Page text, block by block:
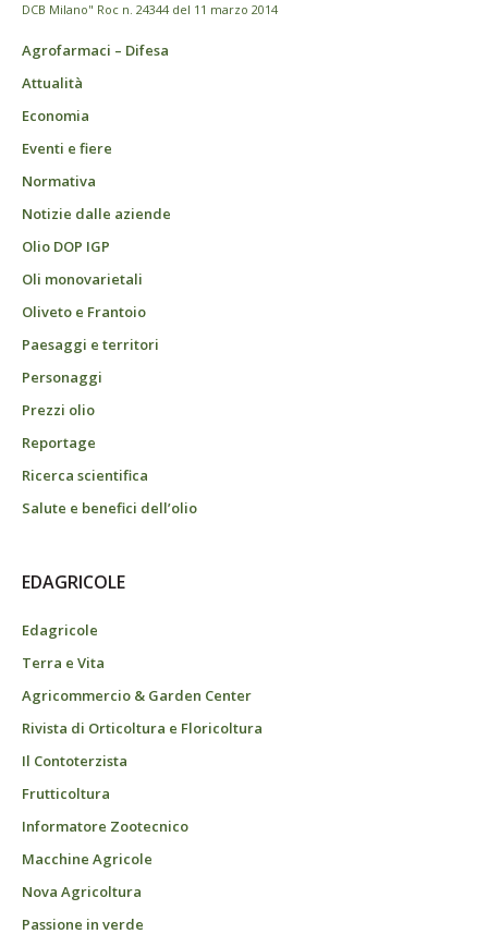
DCB Milano" Roc n. 24344 del 11 marzo 2014
Agrofarmaci – Difesa
Attualità
Economia
Eventi e fiere
Normativa
Notizie dalle aziende
Olio DOP IGP
Oli monovarietali
Oliveto e Frantoio
Paesaggi e territori
Personaggi
Prezzi olio
Reportage
Ricerca scientifica
Salute e benefici dell’olio
EDAGRICOLE
Edagricole
Terra e Vita
Agricommercio & Garden Center
Rivista di Orticoltura e Floricoltura
Il Contoterzista
Frutticoltura
Informatore Zootecnico
Macchine Agricole
Nova Agricoltura
Passione in verde